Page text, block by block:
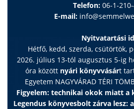
Praeadolescens korú gyermekek
332
Telefon: 06-1-
E-mail:
Nyitvatartási
Hétfő, kedd, szerda, csütörtök,
2026. július 13-tól augusztus 5-ig
óra között nyári könyvvásárt
Egyetem NAGYVÁRAD TÉRI
Figyelem: technikai okok miatt a
Legendus könyvesbolt zárva lesz: